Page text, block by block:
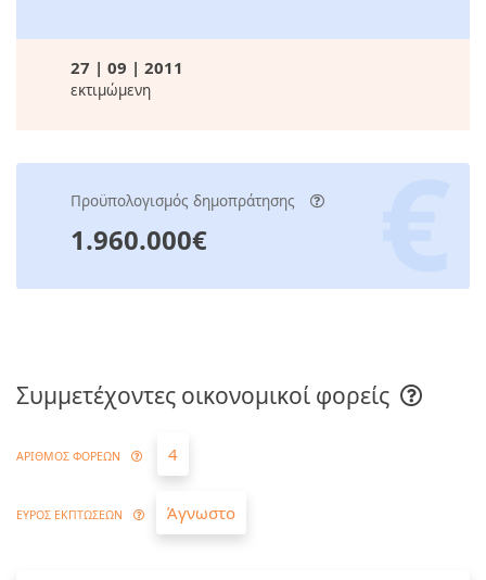
27 | 09 | 2011
εκτιμώμενη
Προϋπολογισμός δημοπράτησης
1.960.000€
Συμμετέχοντες οικονομικοί φορείς
ΑΡΙΘΜΟΣ ΦΟΡΕΩΝ 4
ΕΥΡΟΣ ΕΚΠΤΩΣΕΩΝ Άγνωστο